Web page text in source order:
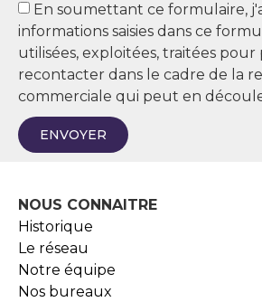
En soumettant ce formulaire,
informations saisies dans ce
utilisées, exploitées, traitées
recontacter dans le cadre de la
commerciale qui peut en
ENVOYER
NOUS CONNAITRE
Historique
Le réseau
Notre équipe
Nos bureaux